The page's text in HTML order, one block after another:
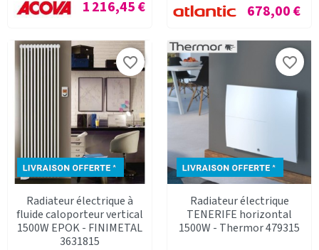
Prix
1 216,45 € Prix
678,00 €
Radiateur électrique à
fluide caloporteur vertical
1500W EPOK - FINIMETAL
3631815
favorite_border
Radiateur électrique
TENERIFE horizontal
1500W - Thermor 479315
favorite_border